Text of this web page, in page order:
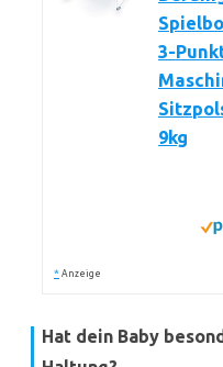
3-
9kg
* Anzeige
Hat dein Baby